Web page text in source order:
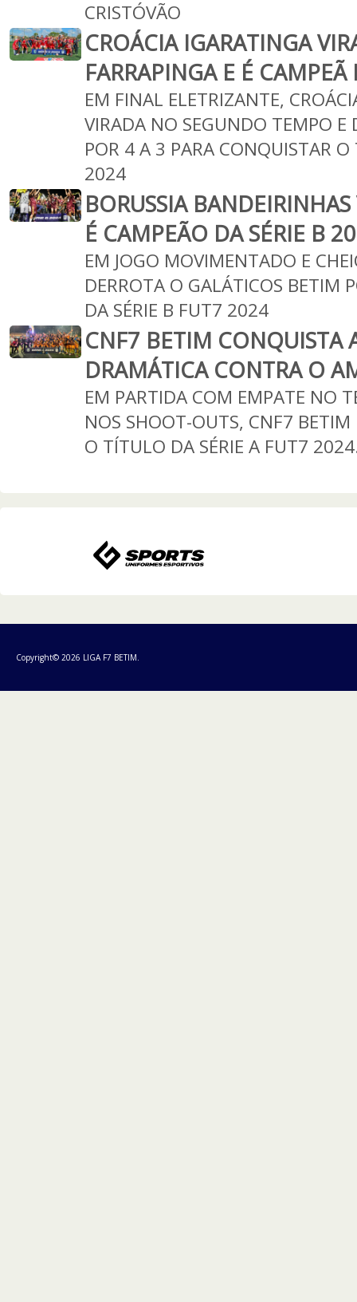
CRISTÓVÃO
CROÁCIA IGARATINGA
FARRAPINGA E É
EM FINAL ELETRIZANTE,
VIRADA NO SEGUNDO TEMPO E
POR 4 A 3 PARA CONQUISTAR
2024
BORUSSIA
É CAMPEÃO DA SÉRIE B
EM JOGO MOVIMENTADO E
DERROTA O GALÁTICOS BETIM
DA SÉRIE B FUT7 2024
CNF7 BETIM CONQUISTA
DRAMÁTICA CONTRA O
EM PARTIDA COM EMPATE NO
NOS SHOOT-OUTS, CNF7
O TÍTULO DA SÉRIE A FUT7
Copyright© 2026 LIGA F7 BETIM.